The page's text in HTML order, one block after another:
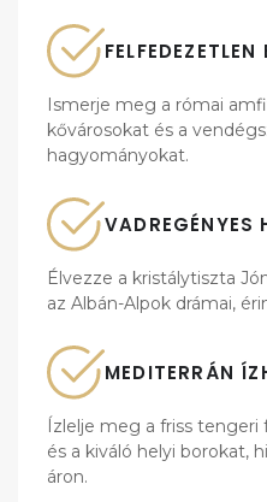
Ismerje meg a római
kővárosokat és a
hagyományokat.
VADREGÉNYES
Élvezze a kristálytiszta
az Albán-Alpok drámai,
MEDITERRÁN
Ízlelje meg a friss tengeri
és a kiváló helyi borokat,
áron.